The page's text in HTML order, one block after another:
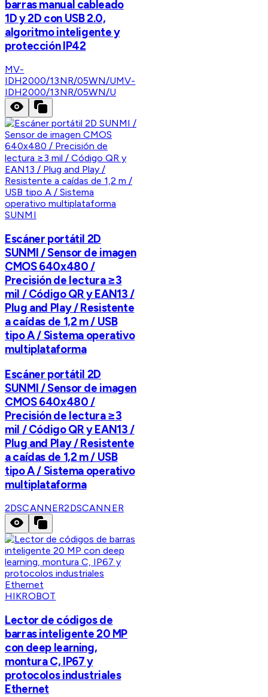
barras manual cableado
1D y 2D con USB 2.0,
algoritmo inteligente y
protección IP42
MV-
IDH2000/13NR/05WN/UMV-
IDH2000/13NR/05WN/U
SUNMI
Escáner portátil 2D
SUNMI / Sensor de imagen
CMOS 640x480 /
Precisión de lectura ≥3
mil / Código QR y EAN13 /
Plug and Play / Resistente
a caídas de 1,2 m / USB
tipo A / Sistema operativo
multiplataforma
Escáner portátil 2D
SUNMI / Sensor de imagen
CMOS 640x480 /
Precisión de lectura ≥3
mil / Código QR y EAN13 /
Plug and Play / Resistente
a caídas de 1,2 m / USB
tipo A / Sistema operativo
multiplataforma
2DSCANNER2DSCANNER
HIKROBOT
Lector de códigos de
barras inteligente 20 MP
con deep learning,
montura C, IP67 y
protocolos industriales
Ethernet